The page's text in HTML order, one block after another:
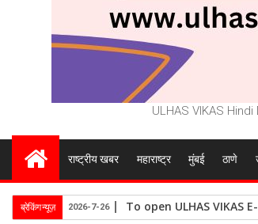
ULHAS VIKAS Hindi
राष्ट्रीय खबर महाराष्ट्र मुंबई ठाणे
ब्रेकिंग न्यूज़ To open ULHAS
2026-7-26